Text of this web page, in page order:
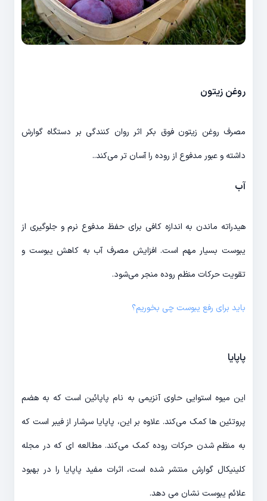
روغن زیتون
مصرف روغن زیتون فوق بکر اثر روان کنندگی بر دستگاه گوارش
داشته و عبور مدفوع از روده را آسان تر می‌کند..
آب
هیدراته ماندن به اندازه کافی برای حفظ مدفوع نرم و جلوگیری از
یبوست بسیار مهم است. افزایش مصرف آب به کاهش یبوست و
تقویت حرکات منظم روده منجر می‌شود.
باید برای رفع یبوست چی بخوریم؟
پاپایا
این میوه استوایی حاوی آنزیمی به نام پاپائین است که به هضم
پروتئین ها کمک می‌کند. علاوه بر این، پاپایا سرشار از فیبر است که
به منظم شدن حرکات روده کمک می‌کند. مطالعه ای که در مجله
کلینیکال گوارش منتشر شده است، اثرات مفید پاپایا را در بهبود
علائم یبوست نشان می دهد.